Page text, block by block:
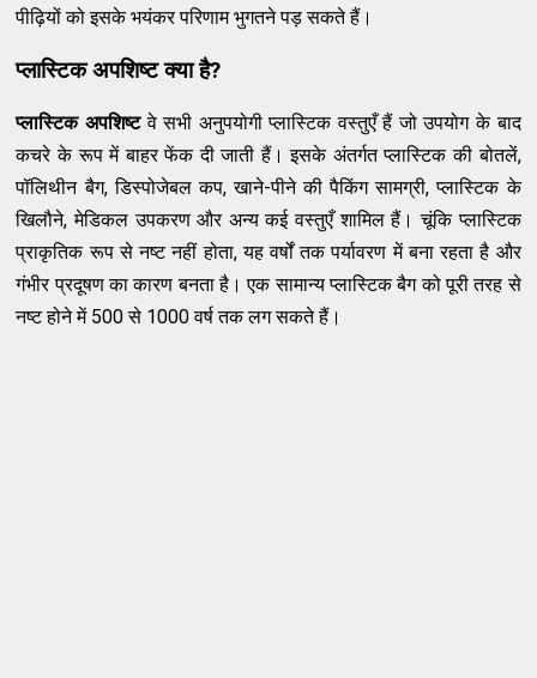
पीढ़ियों को इसके भयंकर परिणाम भुगतने पड़ सकते हैं।
प्लास्टिक अपशिष्ट क्या है?
प्लास्टिक अपशिष्टवे सभी अनुपयोगी प्लास्टिक वस्तुएँ हैं जो उपयोग के बाद
कचरे के रूप में बाहर फेंक दी जाती हैं। इसके अंतर्गत प्लास्टिक की बोतलें,
पॉलिथीन बैग, डिस्पोजेबल कप, खाने-पीने की पैकिंग सामग्री, प्लास्टिक के
खिलौने, मेडिकल उपकरण और अन्य कई वस्तुएँ शामिल हैं। चूंकि प्लास्टिक
प्राकृतिक रूप से नष्ट नहीं होता, यह वर्षों तक पर्यावरण में बना रहता है और
गंभीर प्रदूषण का कारण बनता है। एक सामान्य प्लास्टिक बैग को पूरी तरह से
नष्ट होने में 500 से 1000 वर्ष तक लग सकते हैं।